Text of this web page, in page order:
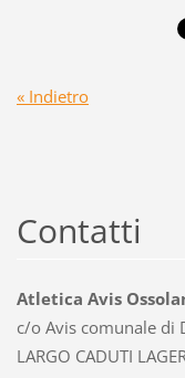
« Indietro
Contatti
Atletica Avis
c/o Avis comunale di
LARGO CADUTI